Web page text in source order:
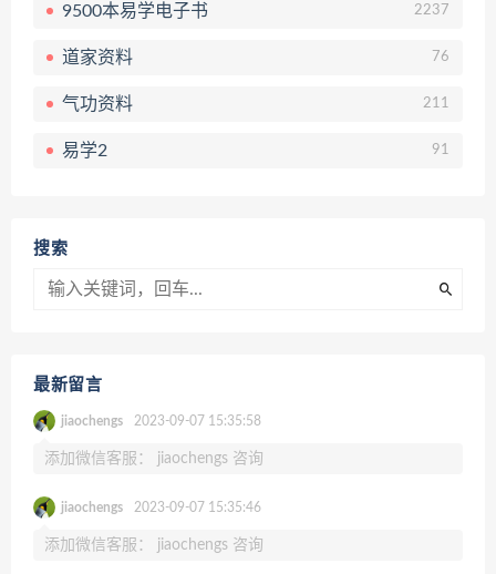
9500本易学电子书 2237
道家资料 76
气功资料 211
易学2 91
搜索
最新留言
jiaochengs 2023-09-07 15:35:58
添加微信客服： jiaochengs 咨询
jiaochengs 2023-09-07 15:35:46
添加微信客服： jiaochengs 咨询